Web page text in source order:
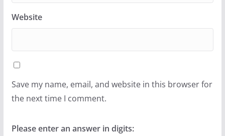
Website
Save my name, email, and website in this browser for
the next time I comment.
Please enter an answer in digits: